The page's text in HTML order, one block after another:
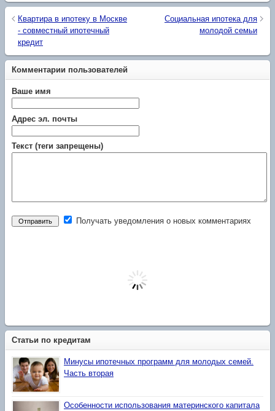
Квартира в ипотеку в Москве
- совместный ипотечный
кредит
Социальная ипотека для
молодой семьи
Комментарии пользователей
Ваше имя
Адрес эл. почты
Текст (теги запрещены)
Получать уведомления о новых комментариях
Статьи по кредитам
Минусы ипотечных программ для молодых семей.
Часть вторая
Особенности использования материнского капитала